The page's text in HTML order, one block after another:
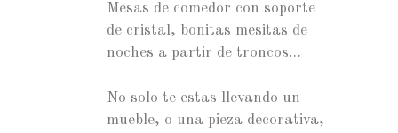
Mesas de comedor con soporte
de cristal, bonitas mesitas de
noches a partir de troncos…
No solo te estas llevando un
mueble, o una pieza decorativa,